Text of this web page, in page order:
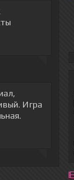
Игра